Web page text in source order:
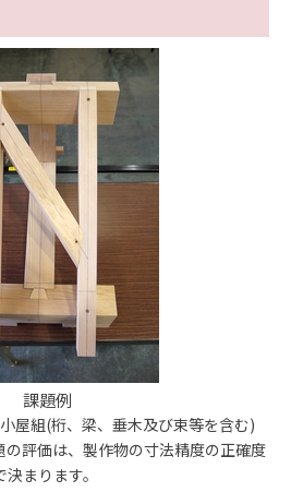
課題例
屋組(桁、梁、垂木及び束等を含む)
評価は、製作物の寸法精度の正確度
まります。